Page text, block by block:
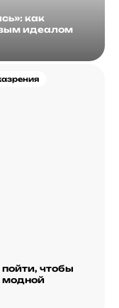
как
идеалом
чтобы
модной